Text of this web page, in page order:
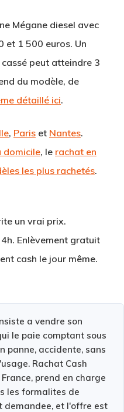
Mégane diesel avec
et 1 500 euros. Un
peut atteindre 3
du modèle, de
détaillé ici.
, Paris et Nantes.
domicile, le rachat en
les plus rachetés.
un vrai prix.
Enlèvement gratuit
cash le jour même.
a vendre son
le paie comptant sous
panne, accidente, sans
Rachat Cash
prend en charge
les formalites de
demandee, et l'offre est